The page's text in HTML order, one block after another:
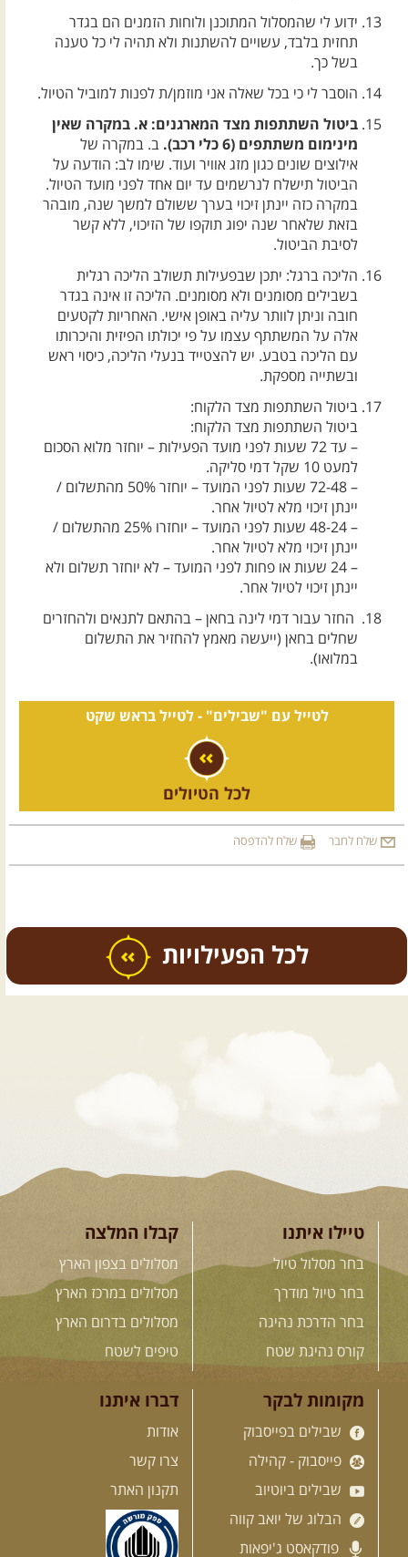
ידוע לי שהמסלול המתוכנן ולוחות הזמנים הם בגדר
תחזית בלבד, עשויים להשתנות ולא תהיה לי כל טענה
בשל כך.
הוסבר לי כי בכל שאלה אני מוזמן/ת לפנות למוביל הטיול.
ביטול השתתפות מצד המארגנים: א. במקרה שאין
מינימום משתתפים (6 כלי רכב).
ב. במקרה של
אילוצים שונים כגון מזג אוויר ועוד. שימו לב: הודעה על
הביטול תישלח לנרשמים עד יום אחד לפני מועד הטיול.
במקרה כזה יינתן זיכוי בערך ששולם למשך שנה, מובהר
בזאת שלאחר שנה יפוג תוקפו של הזיכוי, ללא קשר
לסיבת הביטול.
הליכה ברגל: יתכן שבפעילות תשולב הליכה רגלית
בשבילים מסומנים ולא מסומנים. הליכה זו אינה בגדר
חובה וניתן לוותר עליה באופן אישי. האחריות לקטעים
אלה על המשתתף עצמו על פי יכולתו הפיזית והיכרותו
עם הליכה בטבע. יש להצטייד בנעלי הליכה, כיסוי ראש
ובשתייה מספקת.
ביטול השתתפות מצד הלקוח:
ביטול השתתפות מצד הלקוח:
– עד 72 שעות לפני מועד הפעילות – יוחזר מלוא הסכום
למעט 10 שקל דמי סליקה.
– 72-48 שעות לפני המועד – יוחזר 50% מהתשלום /
יינתן זיכוי מלא לטיול אחר.
– 48-24 שעות לפני המועד – יוחזרו 25% מהתשלום /
יינתן זיכוי מלא לטיול אחר.
– 24 שעות או פחות לפני המועד – לא יוחזר תשלום ולא
יינתן זיכוי לטיול אחר.
החזר עבור דמי לינה בחאן – בהתאם לתנאים ולהחזרים
שחלים בחאן (ייעשה מאמץ להחזיר את התשלום
במלואו).
לטייל עם "שבילים" -לטייל בראש שקט
לכל הטיולים
שלח לחבר שלח להדפסה
כל הפעילויות
טיולים מודרכים בארץ
12-13.08.2026 רביעי-חמישי
בלדה בין כוכבים במכתש רמון-
בחרנו לילה מיוחד לטיול מיוחד!
השמיים יהיו נקיים, הכוכבים ...
[המשך]
14.08.2026 שישי- מעיינות
ואתגרים בצפון הרמה
מסלול חדש בצפון רמת הגולן בהובלת
[המשך]
15.08.2026 שבת- חדש! נופי
טיילו איתנו
בחר מסלול טיול
בחר טיול מודרך
בחר הדרכת נהיגה
קורס נהיגת שטח
קבלו המלצה
מסלולים בצפון הארץ
מסלולים במרכז הארץ
מסלולים בדרום הארץ
טיפים לשטח
מקומות לבקר
שבילים בפייסבוק
פייסבוק - קהילה
שבילים ביוטיוב
הבלוג של יואב קווה
פודקאסט ג'יפאות
דברו איתנו
אודות
צרו קשר
תקנון האתר